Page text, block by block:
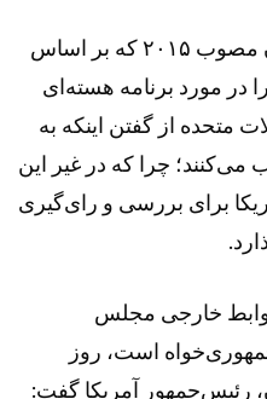
به نظر می رسد به دلیل قانون مصوب ۲۰۱۵ که بر اساس
در مورد برنامه هسته‌ای
متحده از گفتن اینکه به
می‌کنند؛ چرا که در غیر این
برای بررسی و رای‌گیری
خارجی مجلس
است، روز
رئیس‌جمهور آمریکا گفت: